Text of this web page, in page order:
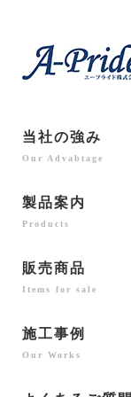
当社の強み
Our Advabtage
製品案内
Products
販売商品
Items for sale
施工事例
Our Works